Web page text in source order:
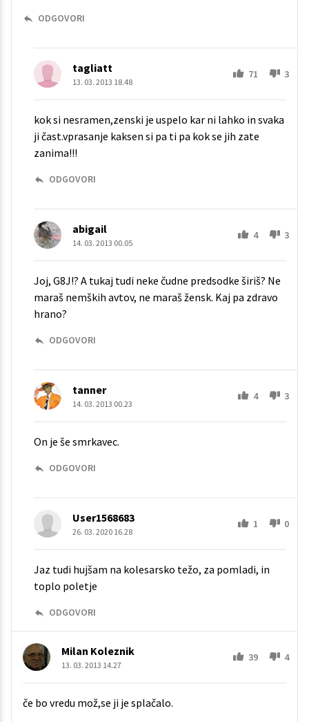
ODGOVORI
tagliatt
13. 03. 2013 18.48
71 3
kok si nesramen,zenski je uspelo kar ni lahko in svaka
ji čast.vprasanje kaksen si pa ti pa kok se jih zate
zanima!!!
ODGOVORI
abigail
14. 03. 2013 00.05
4 3
Joj, G8J!? A tukaj tudi neke čudne predsodke širiš? Ne
maraš nemških avtov, ne maraš žensk. Kaj pa zdravo
hrano?
ODGOVORI
tanner
14. 03. 2013 00.23
4 3
On je še smrkavec.
ODGOVORI
User1568683
26. 03. 2020 16.28
1 0
Jaz tudi hujšam na kolesarsko težo, za pomladi, in
toplo poletje
ODGOVORI
Milan Koleznik
13. 03. 2013 14.27
39 4
če bo vredu mož,se ji je splačalo.